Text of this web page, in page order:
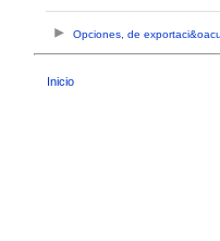
Opciones, de
Inicio